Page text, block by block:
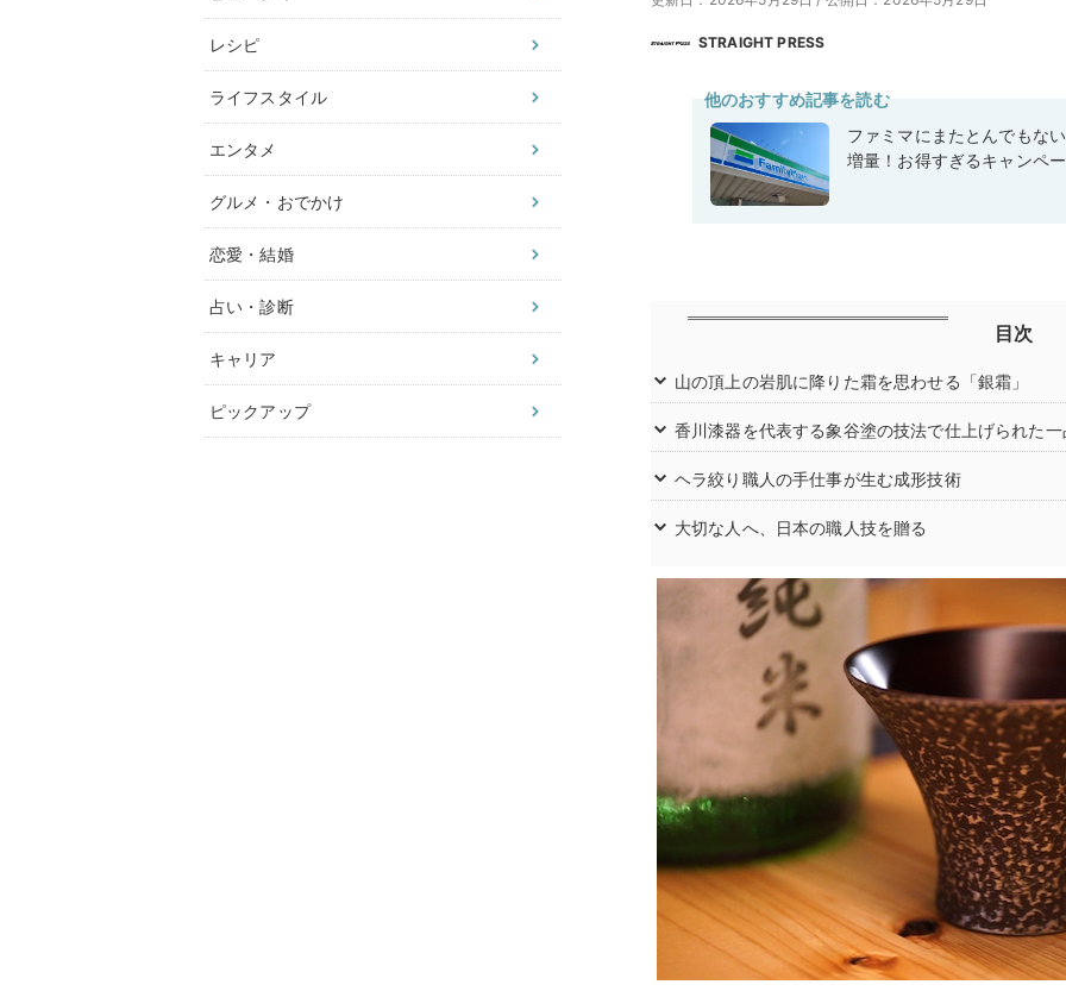
レシピ
ライフスタイル
エンタメ
グルメ・おでかけ
恋愛・結婚
占い・診断
キャリア
ピックアップ
STRAIGHT PRESS
他のおすすめ記事を読む
ファミマにまたとんでもな
増量！お得すぎるキャンペ
目次
山の頂上の岩肌に降りた霜を思わせる「銀霜」
香川漆器を代表する象谷塗の技法で仕上げられた一
ヘラ絞り職人の手仕事が生む成形技術
大切な人へ、日本の職人技を贈る